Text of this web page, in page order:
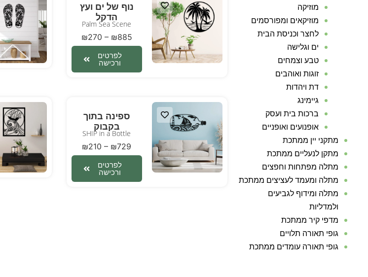
מוזיקה
מוזיקאים ומפורסמים
לחצר וכניסת הבית
ים וגלישה
טבע וצמחים
זוגות ואוהבים
דת ויהדות
גיימינג
ברכות בית ועסק
אופנועים ואופניים
מתקני יין ממתכת
מתקן לנעליים ממתכת
מתלה מפתחות וחפצים
מתלה ומעמד לעציצים ממתכת
מתלה ומידוף לגביעים
ולמדליות
מדפי קיר ממתכת
גופי תאורה תלויים
גופי תאורה עומדים ממתכת
נוף של ים ועץ
הדקל
Palm Sea Scene
₪270 – ₪885
לפרטים
ורכישה
ספינה בתוך
בקבוק
SHIP in a Bottle
₪210 – ₪729
לפרטים
ורכישה